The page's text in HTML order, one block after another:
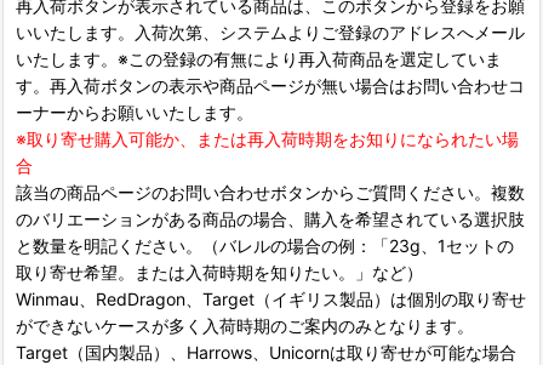
再入荷ボタンが表示されている商品は、このボタンから登録をお願
いいたします。入荷次第、システムよりご登録のアドレスへメール
いたします。※この登録の有無により再入荷商品を選定していま
す。再入荷ボタンの表示や商品ページが無い場合はお問い合わせコ
ーナーからお願いいたします。
※取り寄せ購入可能か、または再入荷時期をお知りになられたい場
合
該当の商品ページのお問い合わせボタンからご質問ください。複数
のバリエーションがある商品の場合、購入を希望されている選択肢
と数量を明記ください。（バレルの場合の例：「23g、1セットの
取り寄せ希望。または入荷時期を知りたい。」など）
Winmau、RedDragon、Target（イギリス製品）は個別の取り寄せ
ができないケースが多く入荷時期のご案内のみとなります。
Target（国内製品）、Harrows、Unicornは取り寄せが可能な場合